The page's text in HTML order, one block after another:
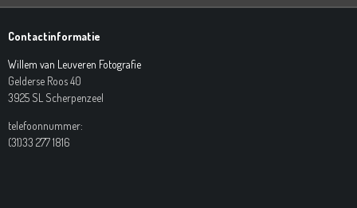
Contactinformatie
Willem van Leuveren Fotografie
Gelderse Roos 40
3925 SL Scherpenzeel
telefoonnummer:
(31)33 277 1816